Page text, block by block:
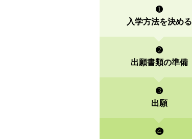
➊
入学方法を決める
➋
出願書類の準備
➌
出願
❹